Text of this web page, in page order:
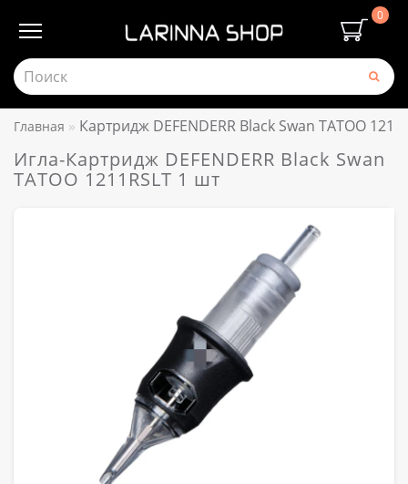
0
Главная Картридж DEFENDERR Black Swan TATOO
Игла-Картридж DEFENDERR Black Swan
TATOO 1211RSLT 1 шт